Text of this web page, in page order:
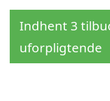
Indhent 3
uforpligtende